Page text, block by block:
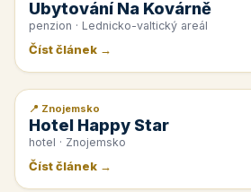
Ubytování Na Kovárně
penzion · Lednicko-valtický areál
Číst článek →
📰 PR článek
📍 Znojemsko
Hotel Happy Star
hotel · Znojemsko
Číst článek →